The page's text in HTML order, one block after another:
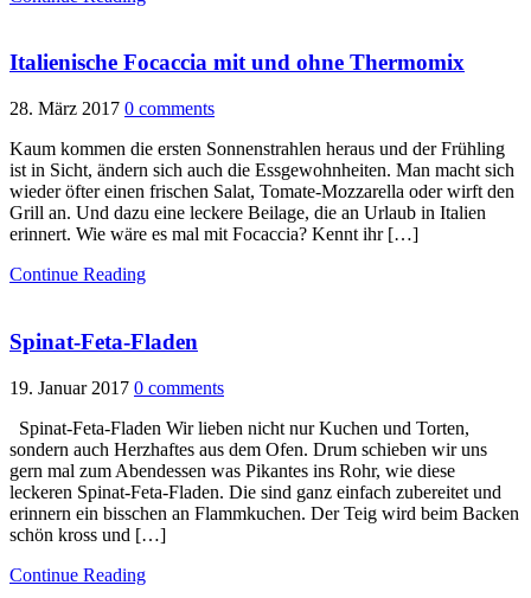
Italienische Focaccia mit und ohne Thermomix
28. März 2017 0 comments
Kaum kommen die ersten Sonnenstrahlen heraus und der Frühling
ist in Sicht, ändern sich auch die Essgewohnheiten. Man macht sich
wieder öfter einen frischen Salat, Tomate-Mozzarella oder wirft den
Grill an. Und dazu eine leckere Beilage, die an Urlaub in Italien
erinnert. Wie wäre es mal mit Focaccia? Kennt ihr […]
Continue Reading
Spinat-Feta-Fladen
19. Januar 2017 0 comments
Spinat-Feta-Fladen Wir lieben nicht nur Kuchen und Torten,
sondern auch Herzhaftes aus dem Ofen. Drum schieben wir uns
gern mal zum Abendessen was Pikantes ins Rohr, wie diese
leckeren Spinat-Feta-Fladen. Die sind ganz einfach zubereitet und
erinnern ein bisschen an Flammkuchen. Der Teig wird beim Backen
schön kross und […]
Continue Reading